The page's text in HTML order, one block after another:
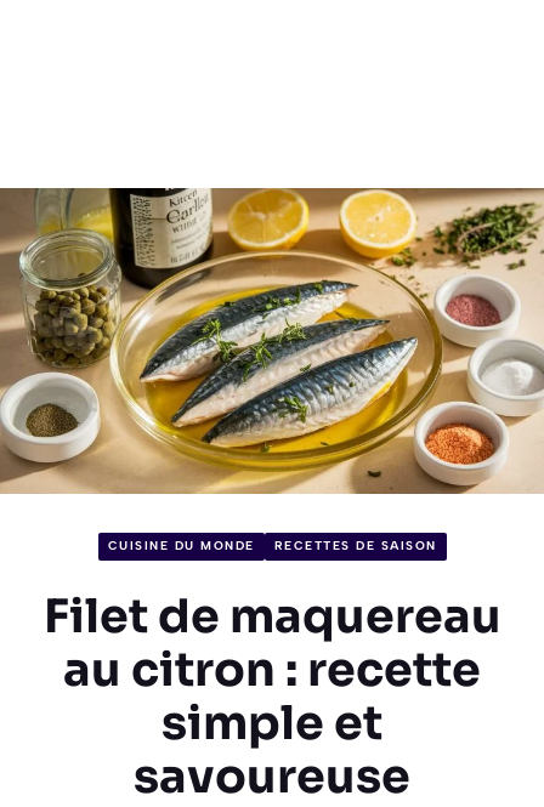
CUISINE DU MONDE RECETTES DE SAISON
Filet de maquereau
au citron : recette
simple et
savoureuse